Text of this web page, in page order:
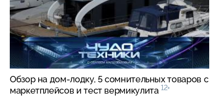
Обзор на дом-лодку, 5 сомнительных товаров с
маркетплейсов и тест вермикулита 12+